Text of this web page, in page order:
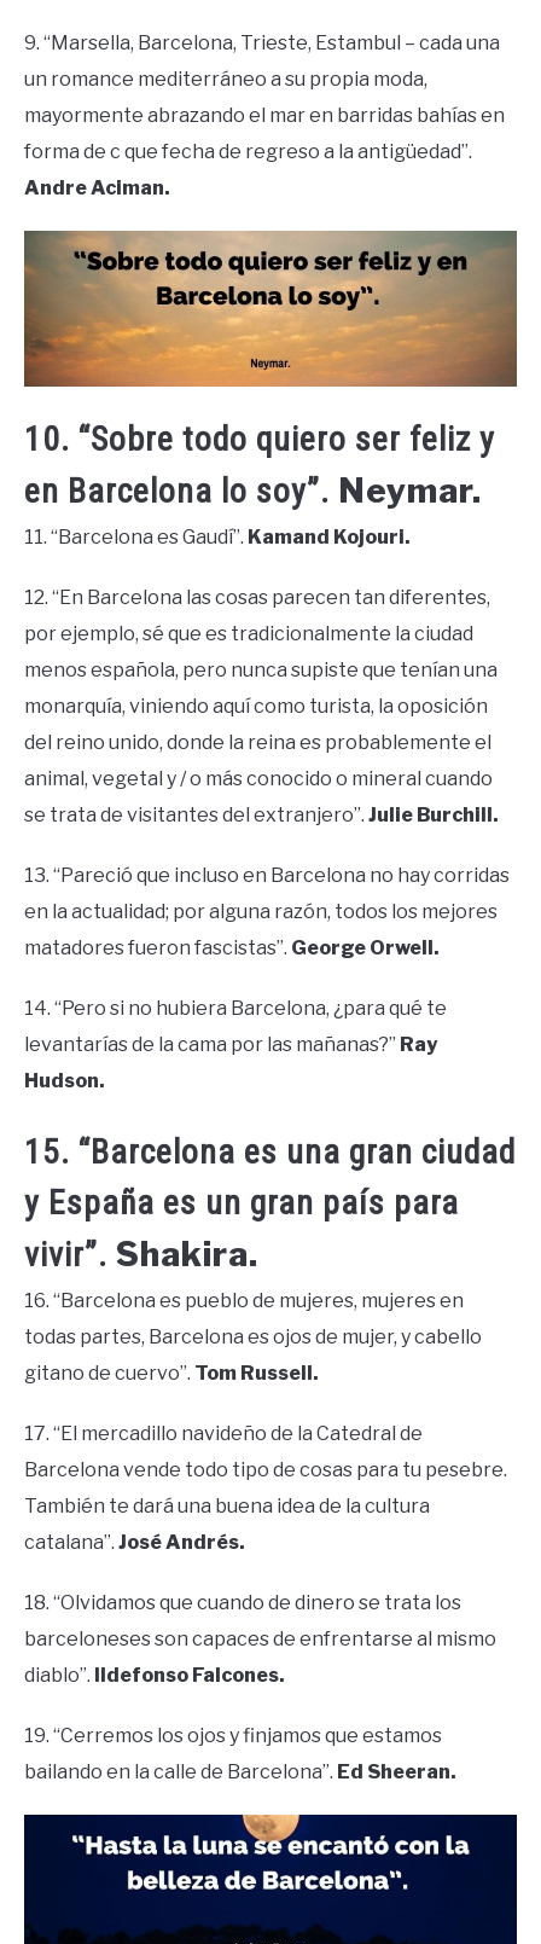
9. “Marsella, Barcelona, Trieste, Estambul – cada una
un romance mediterráneo a su propia moda,
mayormente abrazando el mar en barridas bahías en
forma de c que fecha de regreso a la antigüedad”.
Andre Aciman.
10. “Sobre todo quiero ser feliz y
en Barcelona lo soy”. Neymar.
11. “Barcelona es Gaudí”. Kamand Kojouri.
12. “En Barcelona las cosas parecen tan diferentes,
por ejemplo, sé que es tradicionalmente la ciudad
menos española, pero nunca supiste que tenían una
monarquía, viniendo aquí como turista, la oposición
del reino unido, donde la reina es probablemente el
animal, vegetal y / o más conocido o mineral cuando
se trata de visitantes del extranjero”. Julie Burchill.
13. “Pareció que incluso en Barcelona no hay corridas
en la actualidad; por alguna razón, todos los mejores
matadores fueron fascistas”. George Orwell.
14. “Pero si no hubiera Barcelona, ¿para qué te
levantarías de la cama por las mañanas?” Ray
Hudson.
15. “Barcelona es una gran ciudad
y España es un gran país para
vivir”. Shakira.
16. “Barcelona es pueblo de mujeres, mujeres en
todas partes, Barcelona es ojos de mujer, y cabello
gitano de cuervo”. Tom Russell.
17. “El mercadillo navideño de la Catedral de
Barcelona vende todo tipo de cosas para tu pesebre.
También te dará una buena idea de la cultura
catalana”. José Andrés.
18. “Olvidamos que cuando de dinero se trata los
barceloneses son capaces de enfrentarse al mismo
diablo”.
Ildefonso Falcones.
19. “Cerremos los ojos y finjamos que estamos
bailando en la calle de Barcelona”. Ed Sheeran.